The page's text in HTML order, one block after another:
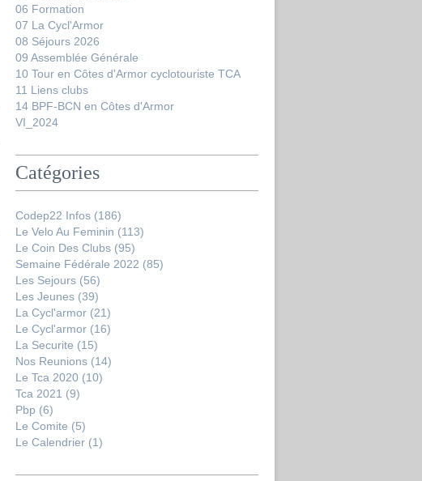
06 Formation
07 La Cycl'Armor
08 Séjours 2026
09 Assemblée Générale
10 Tour en Côtes d'Armor cyclotouriste TCA
11 Liens clubs
14 BPF-BCN en Côtes d'Armor
VI_2024
Catégories
Codep22 Infos (186)
Le Velo Au Feminin (113)
Le Coin Des Clubs (95)
Semaine Fédérale 2022 (85)
Les Sejours (56)
Les Jeunes (39)
La Cycl'armor (21)
Le Cycl'armor (16)
La Securite (15)
Nos Reunions (14)
Le Tca 2020 (10)
Tca 2021 (9)
Pbp (6)
Le Comite (5)
Le Calendrier (1)